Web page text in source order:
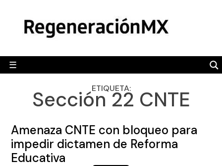
content
☰
POLÍTICA
CAMALEÓN
OPINIÓN
ENGLISH SECTION
ETIQUETA:
Sección 22 CNTE
Amenaza CNTE con bloqueo para
impedir dictamen de Reforma
Educativa